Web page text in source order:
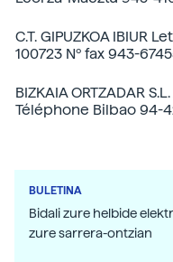
C.T. GIPUZKOA IBIUR
100723 Nº fax 943-
BIZKAIA ORTZADAR
Téléphone Bilbao 94-
BULETINA
Bidali zure helbide
zure sarrera-ontzian